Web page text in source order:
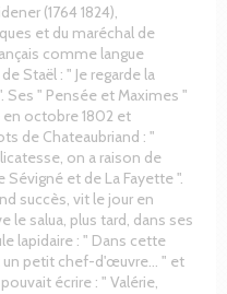
(1764 1824),
et du maréchal de
comme langue
Staël : " Je regarde la
Ses " Pensée et Maximes "
en octobre 1802 et
de Chateaubriand : "
on a raison de
et de La Fayette ".
succès, vit le jour en
le salua, plus tard, dans ses
lapidaire : " Dans cette
un petit chef-d'œuvre… " et
écrire : " Valérie,